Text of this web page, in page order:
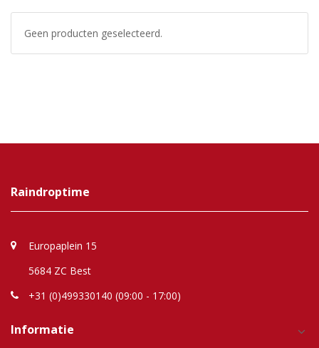
Geen producten geselecteerd.
Raindroptime
Europaplein 15
5684 ZC Best
+31 (0)499330140 (09:00 - 17:00)
Informatie